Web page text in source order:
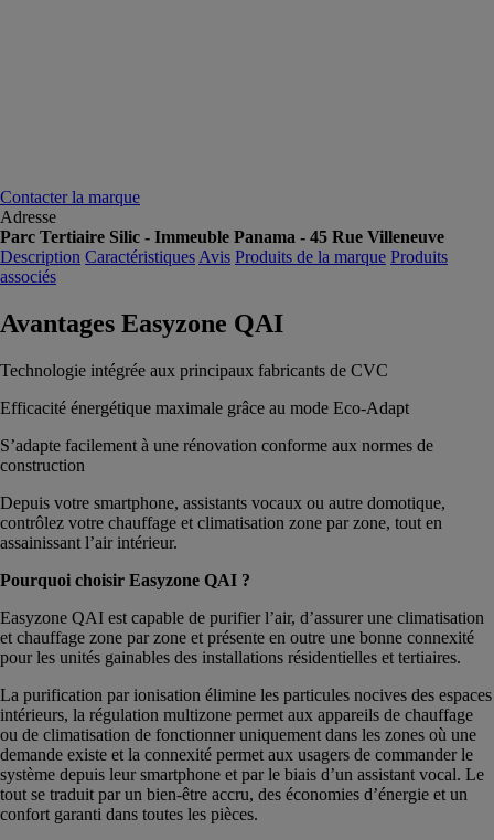
Contacter la marque
Adresse
Parc Tertiaire Silic - Immeuble Panama - 45 Rue Villeneuve
Description Caractéristiques Avis Produits de la marque Produits
associés
Avantages Easyzone QAI
Technologie intégrée aux principaux fabricants de CVC
Efficacité énergétique maximale grâce au mode Eco-Adapt
S’adapte facilement à une rénovation conforme aux normes de
construction
Depuis votre smartphone, assistants vocaux ou autre domotique,
contrôlez votre chauffage et climatisation zone par zone, tout en
assainissant l’air intérieur.
Pourquoi choisir Easyzone QAI ?
Easyzone QAI est capable de purifier l’air, d’assurer une climatisation
et chauffage zone par zone et présente en outre une bonne connexité
pour les unités gainables des installations résidentielles et tertiaires.
La purification par ionisation élimine les particules nocives des espaces
intérieurs, la régulation multizone permet aux appareils de chauffage
ou de climatisation de fonctionner uniquement dans les zones où une
demande existe et la connexité permet aux usagers de commander le
système depuis leur smartphone et par le biais d’un assistant vocal. Le
tout se traduit par un bien-être accru, des économies d’énergie et un
confort garanti dans toutes les pièces.